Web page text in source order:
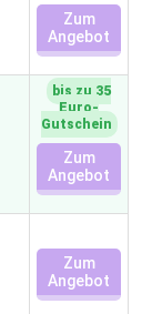
Zum
Angebot
bis zu 35
Euro-
Gutschein
Zum
Angebot
Zum
Angebot